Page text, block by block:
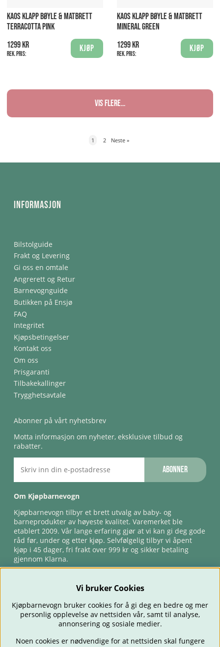
KAOS KLAPP BØYLE & MATBRETT
TERRACOTTA PINK
1299 kr
Rek. pris:
Kjøp
KAOS KLAPP BØYLE & MATBRETT
MINERAL GREEN
1299 kr
Rek. pris:
Kjøp
Vis flere...
1 2 Neste »
Informasjon
Bilstolguide
Frakt og Levering
Gi oss en omtale
Angrerett og Retur
Barnevognguide
Butikken på Ensjø
FAQ
Integritet
Kjøpsbetingelser
Kontakt oss
Om oss
Prisgaranti
Tilbakekallinger
Trygghetsavtale
Abonner på vårt nyhetsbrev
Motta informasjon om nyheter, eksklusive tilbud og
rabatter.
Abonner
Om Kjøpbarnevogn
Kjøpbarnevogn tilbyr et brett utvalg av baby- og
barneprodukter av høyeste kvalitet. Varemerket ble
etablert 2009. Vår lange erfaring gjør at vi kan gi deg gode
råd før, under og etter kjøp. Selvfølgelig tilbyr vi åpent
kjøp i 45 dager, fri frakt over 999 kr og sikker betaling
gjennom Klarna.
Vi bruker Cookies
Kjøpbarnevogn bruker cookies for å gi deg en bedre og mer
personlig opplevelse av nettsiden vår, samt til analyse,
annonsering og sosiale medier.
Noen cookies er nødvendige for at nettsiden skal fungere